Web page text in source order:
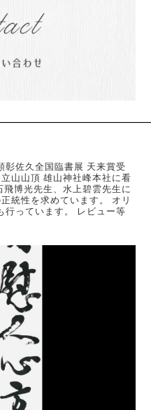
彰佐久全国臨書展 天来賞受
山山頂 雄山神社峰本社に看
飛博光先生、水上碧雲先生に
統性を求めています。
オリ
行っています。
レビュー等